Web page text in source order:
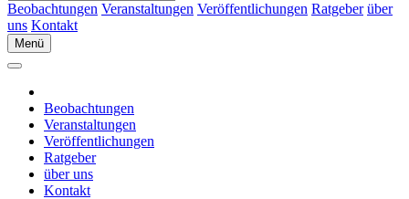
Beobachtungen Veranstaltungen Veröffentlichungen Ratgeber über
uns Kontakt
Menü
Beobachtungen
Veranstaltungen
Veröffentlichungen
Ratgeber
über uns
Kontakt